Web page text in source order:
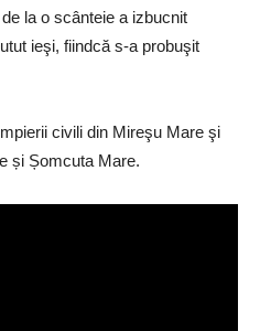
la o scânteie a izbucnit
ieşi, fiindcă s-a probuşit
civili din Mireşu Mare şi
și Șomcuta Mare.